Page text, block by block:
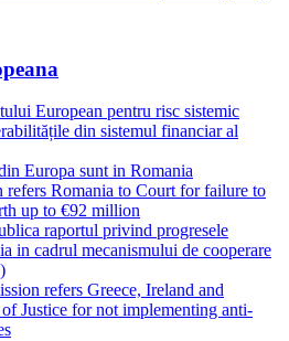
European pentru risc sistemic
din sistemul financiar al
Europa sunt in Romania
refers Romania to Court for failure to
up to €92 million
raportul privind progresele
in cadrul mecanismului de cooperare
refers Greece, Ireland and
Justice for not implementing anti-